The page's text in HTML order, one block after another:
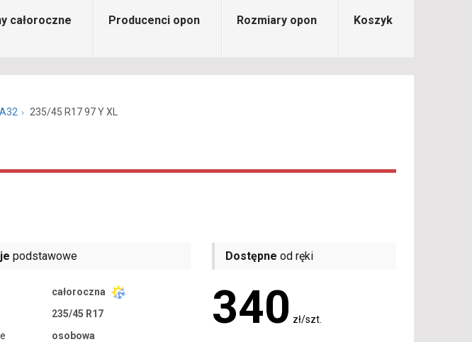
całoroczne Producenci opon Rozmiary opon Koszyk
235/45 R17 97 Y XL
podstawowe
całoroczna
235/45 R17
osobowa
Dostępne od ręki
340 zł/szt.